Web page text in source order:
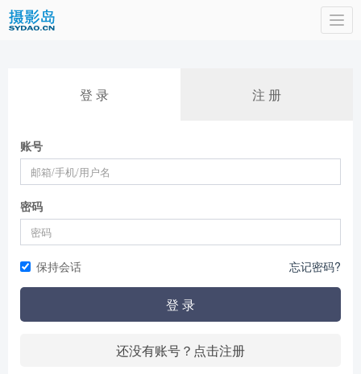
登 录 注 册
账号
密码
保持会话 忘记密码?
登 录
还没有账号？点击注册